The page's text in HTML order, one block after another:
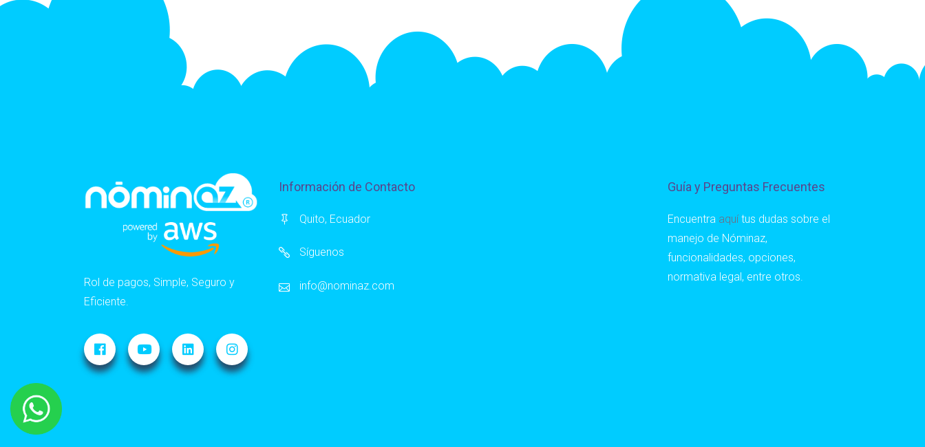
Rol de pagos, Simple, Seguro y
Eficiente.
Información de Contacto
Quito, Ecuador
Síguenos
info@nominaz.com
Guía y Preguntas Frecuentes
Encuentra aquítus dudas sobre el
manejo de Nóminaz,
funcionalidades, opciones,
normativa legal, entre otros.